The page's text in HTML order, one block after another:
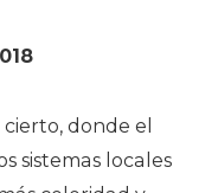
donde el
sistemas locales